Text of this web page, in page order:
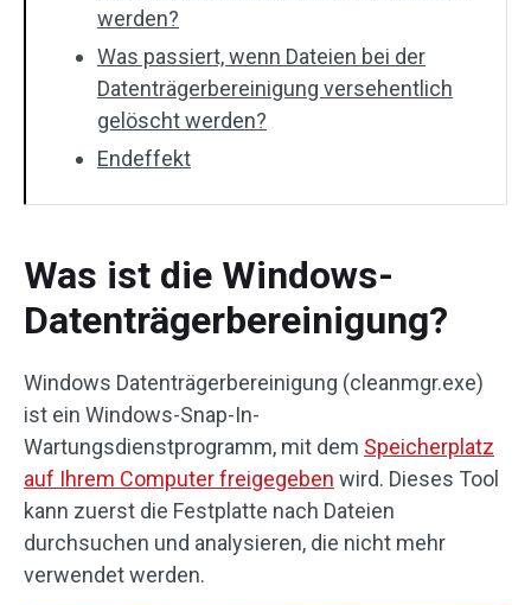
werden?
Was passiert, wenn Dateien bei der
Datenträgerbereinigung versehentlich
gelöscht werden?
Endeffekt
Was ist die Windows-
Datenträgerbereinigung?
Windows Datenträgerbereinigung (cleanmgr.exe)
ist ein Windows-Snap-In-
Wartungsdienstprogramm, mit dem Speicherplatz
auf Ihrem Computer freigegeben wird. Dieses Tool
kann zuerst die Festplatte nach Dateien
durchsuchen und analysieren, die nicht mehr
verwendet werden.